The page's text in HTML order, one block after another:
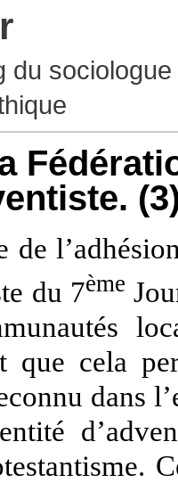
du
de
du 7ème
que cela
dans